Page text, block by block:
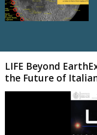
LIFE Beyond
the Future of